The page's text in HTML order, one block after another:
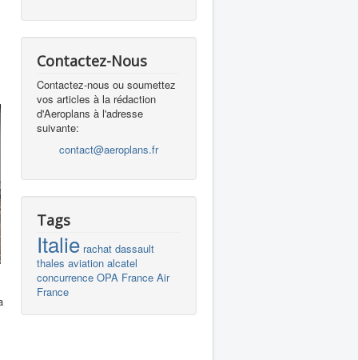
Contactez-Nous
Contactez-nous ou soumettez
vos articles à la rédaction
d'Aeroplans à l'adresse
suivante:
contact@aeroplans.fr
Tags
Italie rachat dassault
thales aviation alcatel
concurrence OPA France Air
France